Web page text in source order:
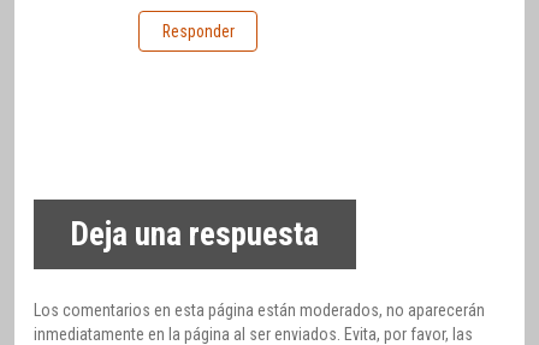
Responder
Deja una respuesta
Los comentarios en esta página están moderados, no aparecerán
inmediatamente en la página al ser enviados. Evita, por favor, las